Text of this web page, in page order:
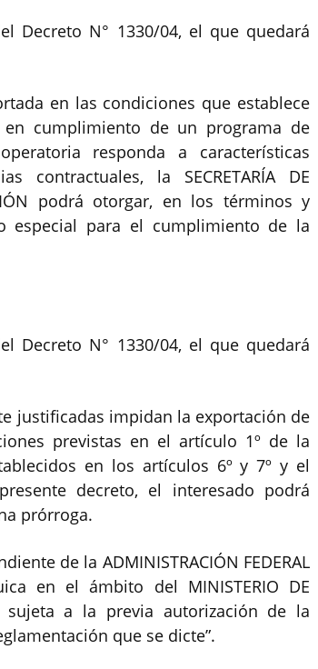
Decreto N° 1330/04, el que quedará
en las condiciones que establece
cumplimiento de un programa de
responda a características
contractuales, la SECRETARÍA DE
podrá otorgar, en los términos y
especial para el cumplimiento de la
Decreto N° 1330/04, el que quedará
justificadas impidan la exportación de
previstas en el artículo 1º de la
en los artículos 6º y 7º y el
decreto, el interesado podrá
prórroga.
de la ADMINISTRACIÓN FEDERAL
en el ámbito del MINISTERIO DE
sujeta a la previa autorización de la
que se dicte”.